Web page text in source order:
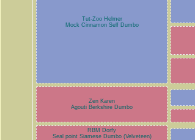
Tut-Zoo Helmer
Mock Cinnamon Self Dumbo
Zen Karen
Agouti Berkshire Dumbo
RBM Dorfy
Seal point Siamese Dumbo (Velveteen)